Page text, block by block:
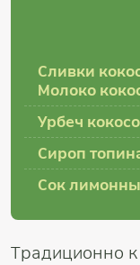
Сливки
Молоко
Урбеч
Сироп
Сок
Традиционно